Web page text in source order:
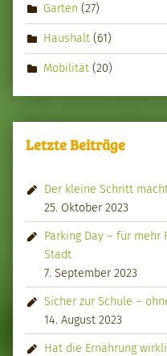
Garten (27)
Haushalt (61)
Mobilität (20)
Letzte Beiträge
Der kleine Schritt
25. Oktober 2023
Parking Day – für
Stadt
7. September 2023
Sicher zur Schule –
14. August 2023
Hat die Ernährung